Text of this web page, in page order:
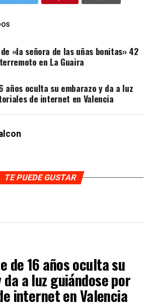
«la señora de las uñas bonitas» 42
en La Guaira
años oculta su embarazo y da a luz
de internet en Valencia
TE PUEDE GUSTAR
de 16 años oculta su
da a luz guiándose por
internet en Valencia